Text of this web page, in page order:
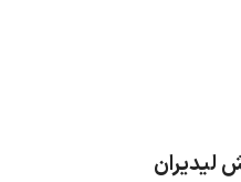
لیدیران